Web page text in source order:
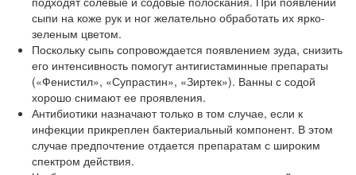
сыпи на коже рук и ног желательно обработать их ярко-
зеленым цветом.
Поскольку сыпь сопровождается появлением зуда, снизить
его интенсивность помогут антигистаминные препараты
(«Фенистил», «Супрастин», «Зиртек»). Ванны с содой
хорошо снимают ее проявления.
Антибиотики назначают только в том случае, если к
инфекции прикреплен бактериальный компонент. В этом
случае предпочтение отдается препаратам с широким
спектром действия.